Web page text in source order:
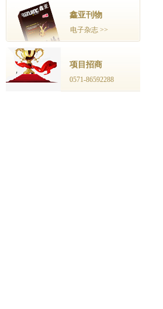
鑫亚刊物
电子杂志 >>
项目招商
0571-86592288